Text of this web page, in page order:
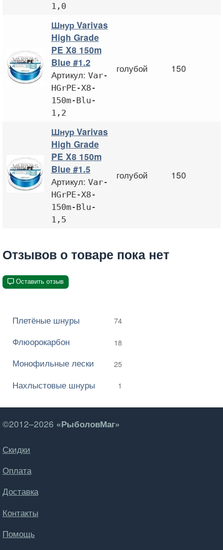
1,0
Шнур Varivas
High Grade
PE X8 150m
Blue #1.2
Артикул: Var-
HGrPE-X8-
150m-Blu-
1,2
голубой 150
Шнур Varivas
High Grade
PE X8 150m
Blue #1.5
Артикул: Var-
HGrPE-X8-
150m-Blu-
1,5
голубой 150
Отзывов о товаре пока нет
Оставить отзыв
Плетёные шнуры 74
Флюорокарбон 18
Монофильные лески 25
Нахлыстовые шнуры 1
©2012–2026 «РыболовМаг»
Скидки
Оплата
Доставка
Контакты
Помощь